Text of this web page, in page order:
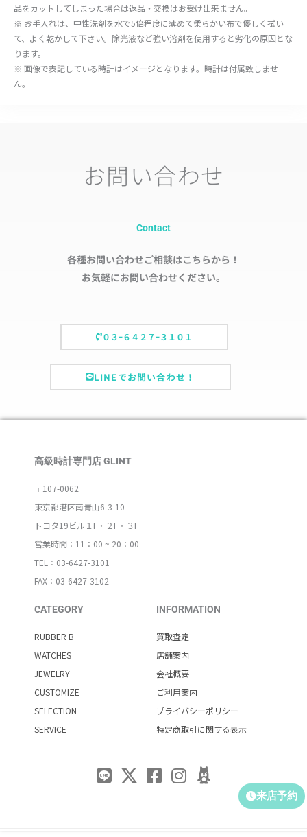
品をカットしてしまった場合は返品・交換はお受け出来ません。
※ お手入れは、中性洗剤を水で5倍程度に薄めて柔らかい布で優しく拭い
て、よく乾かして下さい。除光液など強い溶剤を使用すると劣化の原因とな
ります。
※ 画像で表記している時計はイメージとなります。時計は付属致しませ
ん。
お問い合わせ
Contact
各種お問い合わせご相談はこちらから！
お気軽にお問い合わせください。
０３ｰ６４２７ｰ３１０１
LINEでお問い合わせ！
高級時計専門店 GLINT
〒107-0062
東京都港区南青山6-3-10
トヨタ19ビル１F・２F・３F
営業時間：11：00 ~ 20：00
TEL：03-6427-3101
FAX：03-6427-3102
CATEGORY
RUBBER B
WATCHES
JEWELRY
CUSTOMIZE
SELECTION
SERVICE
INFORMATION
買取査定
店舗案内
会社概要
ご利用案内
プライバシーポリシー
特定商取引に関する表示
来店予約